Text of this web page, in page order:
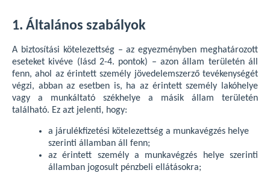
1. Általános szabályok
A biztosítási kötelezettség – az egyezményben meghatározott
eseteket kivéve (lásd 2-4. pontok) – azon állam területén áll
fenn, ahol az érintett személy jövedelemszerző tevékenységét
végzi, abban az esetben is, ha az érintett személy lakóhelye
vagy a munkáltató székhelye a másik állam területén
található. Ez azt jelenti, hogy:
a járulékfizetési kötelezettség a munkavégzés helye
szerinti államban áll fenn;
az érintett személy a munkavégzés helye szerinti
államban jogosult pénzbeli ellátásokra;